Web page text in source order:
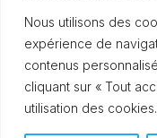
Nous utilisons des
expérience de
contenus
cliquant sur « Tout
utilisation des cookies.
Mentions légales
© Copyright